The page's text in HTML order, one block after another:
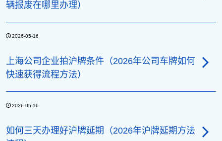
辆报废在哪里办理）
2026-05-16
上海公司企业拍沪牌条件（2026年公司车牌如何
快速获得流程方法）
2026-05-16
如何三天办理好沪牌延期（2026年沪牌延期方法